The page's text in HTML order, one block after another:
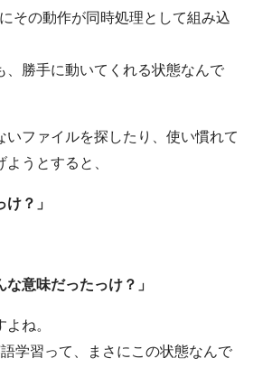
その動作が同時処理として組み込
、勝手に動いてくれる状態なんで
いファイルを探したり、使い慣れて
うとすると、
け？」
な意味だったっけ？」
ね。
学習って、まさにこの状態なんで